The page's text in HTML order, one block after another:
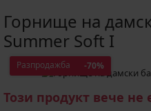
Горнище на
Summer Soft I
Разпродажба -70%
Този продукт вече не